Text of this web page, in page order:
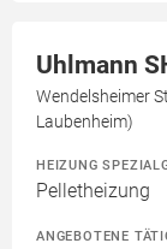
Uhlmann
Wendelsheimer
Laubenheim)
HEIZUNG
Pelletheizung
ANGEBOTENE